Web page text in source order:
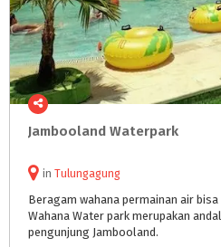
Jambooland Waterpark
in Tulungagung
Beragam wahana permainan air
Wahana Water park merupakan
pengunjung Jambooland.